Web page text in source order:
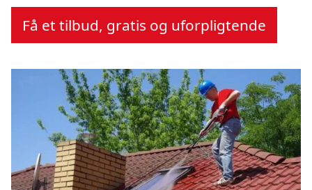
Få et tilbud, gratis og uforpligtende